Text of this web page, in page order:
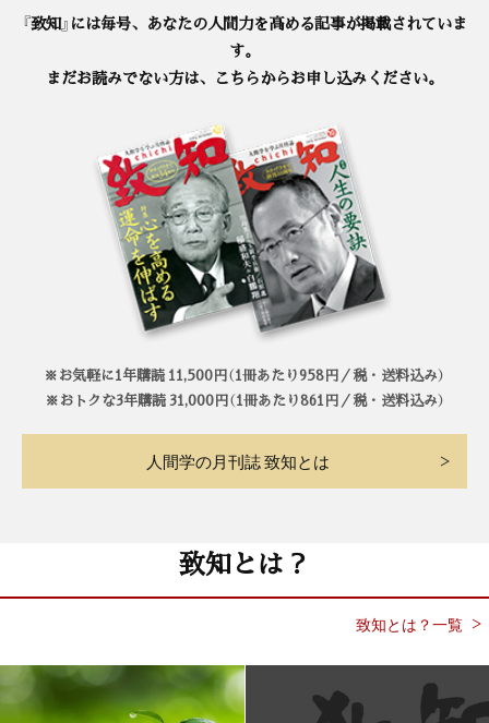
『致知』には毎号、あなたの人間力を高める記事が掲載されていま
す。
まだお読みでない方は、こちらからお申し込みください。
※お気軽に1年購読 11,500円（1冊あたり958円／税・送料込み）
※おトクな3年購読 31,000円（1冊あたり861円／税・送料込み）
人間学の月刊誌 致知とは
致知とは？
致知とは？一覧